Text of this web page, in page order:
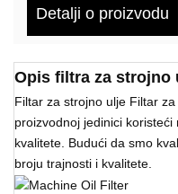
Detalji o proizvodu
Opis filtra za strojno
Filtar za strojno ulje Filtar
proizvodnoj jedinici
kvalitete. Budući da smo
broju trajnosti i kvalitete.